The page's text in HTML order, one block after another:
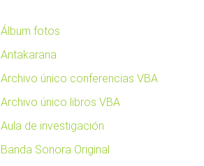
Álbum fotos
Antakarana
Archivo único conferencias VBA
Archivo único libros VBA
Aula de investigación
Banda Sonora Original